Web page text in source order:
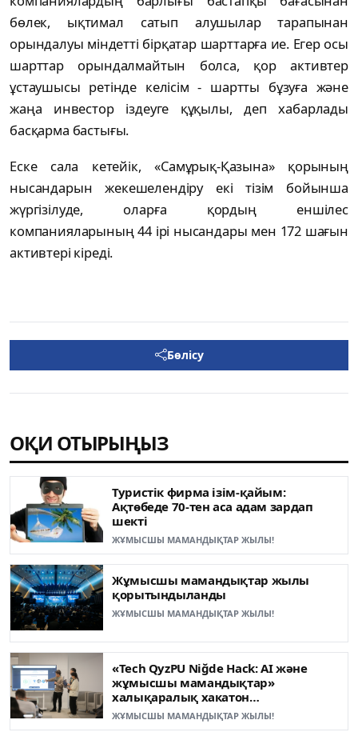
бөлек, ықтимал сатып алушылар тарапынан
орындалуы міндетті бірқатар шарттарға ие. Егер осы
шарттар орындалмайтын болса, қор активтер
ұстаушысы ретінде келісім - шартты бұзуға және
жаңа инвестор іздеуге құқылы, деп хабарлады
басқарма бастығы.
Еске сала кетейік, «Самұрық-Қазына» қорының
нысандарын жекешелендіру екі тізім бойынша
жүргізілуде, оларға қордың еншілес
компанияларының 44 ірі нысандары мен 172 шағын
активтері кіреді.
Бөлісу
ОҚИ ОТЫРЫҢЫЗ
Туристік фирма ізім-қайым:
Ақтөбеде 70-тен аса адам зардап
шекті
ЖҰМЫСШЫ МАМАНДЫҚТАР ЖЫЛЫ!
Жұмысшы мамандықтар жылы
қорытындыланды
ЖҰМЫСШЫ МАМАНДЫҚТАР ЖЫЛЫ!
«Tech QyzPU Niğde Hack: AI және
жұмысшы мамандықтар»
халықаралық хакатон
жеңімпаздары анықталды
ЖҰМЫСШЫ МАМАНДЫҚТАР ЖЫЛЫ!